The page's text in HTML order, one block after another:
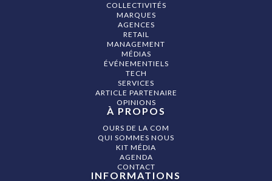
COLLECTIVITÉS
MARQUES
AGENCES
RETAIL
MANAGEMENT
MÉDIAS
ÉVÉNEMENTIELS
TECH
SERVICES
ARTICLE PARTENAIRE
OPINIONS
À PROPOS
OURS DE LA COM
QUI SOMMES NOUS
KIT MÉDIA
AGENDA
CONTACT
INFORMATIONS